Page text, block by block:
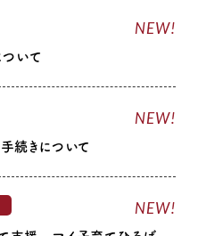
いて
NEW!
続きについて
NEW!
NEW!